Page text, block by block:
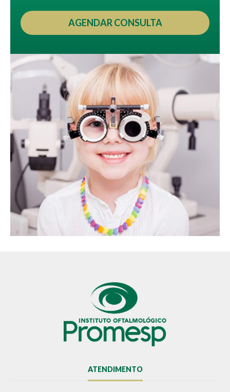
AGENDAR CONSULTA
ATENDIMENTO